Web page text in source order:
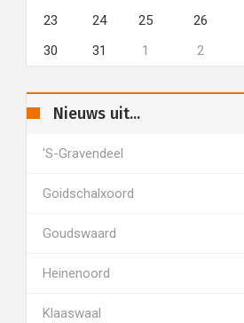
23
24 25 26
30
31 1 2
Nieuws uit...
's-Gravendeel
Goidschalxoord
Goudswaard
Heinenoord
Klaaswaal